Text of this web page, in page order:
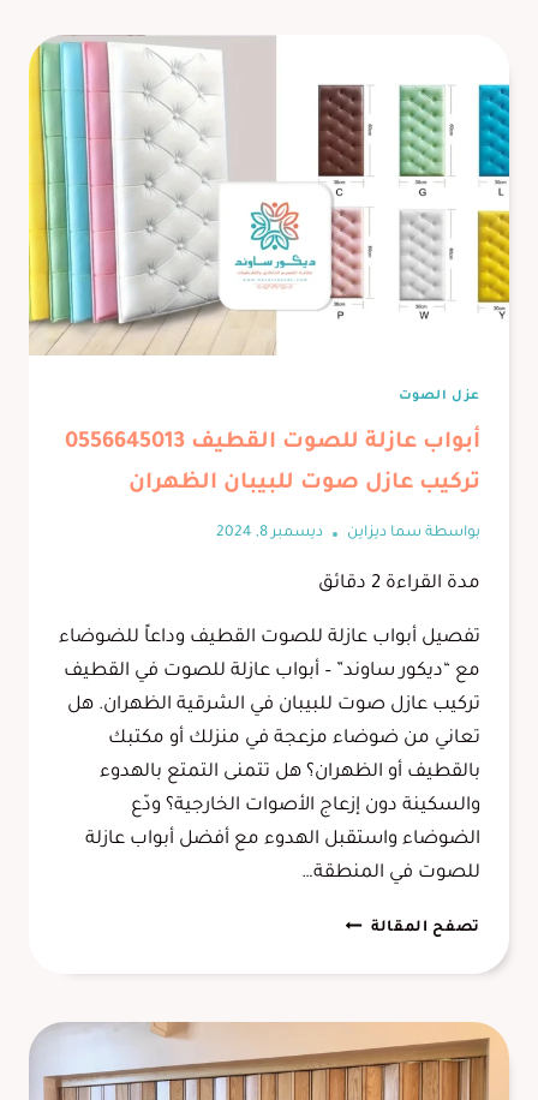
عزل الصوت
أبواب عازلة للصوت القطيف 0556645013
تركيب عازل صوت للبيبان الظهران
بواسطة سما ديزاين ديسمبر 8, 2024
مدة القراءة دقائق
تفصيل أبواب عازلة للصوت القطيف وداعاً للضوضاء
مع “ديكور ساوند” – أبواب عازلة للصوت في القطيف
تركيب عازل صوت للبيبان في الشرقية الظهران. هل
تعاني من ضوضاء مزعجة في منزلك أو مكتبك
بالقطيف أو الظهران؟ هل تتمنى التمتع بالهدوء
والسكينة دون إزعاج الأصوات الخارجية؟ ودّع
الضوضاء واستقبل الهدوء مع أفضل أبواب عازلة
للصوت في المنطقة…
تصفح المقالةأبواب
للصوت
تركيب
عازل